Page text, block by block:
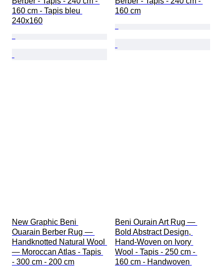
160 cm - Tapis bleu
240x160
160 cm
New Graphic Beni
Ouarain Berber Rug —
Handknotted Natural Wool
— Moroccan Atlas - Tapis
- 300 cm - 200 cm
Beni Ourain Art Rug —
Bold Abstract Design,
Hand-Woven on Ivory
Wool - Tapis - 250 cm -
160 cm - Handwoven